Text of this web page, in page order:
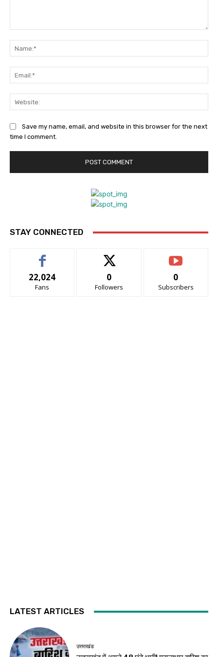
Save my name, email, and website in this browser for the next
time I comment.
STAY CONNECTED
22,024
Fans
0
Followers
0
Subscribers
LATEST ARTICLES
उत्तराखंड